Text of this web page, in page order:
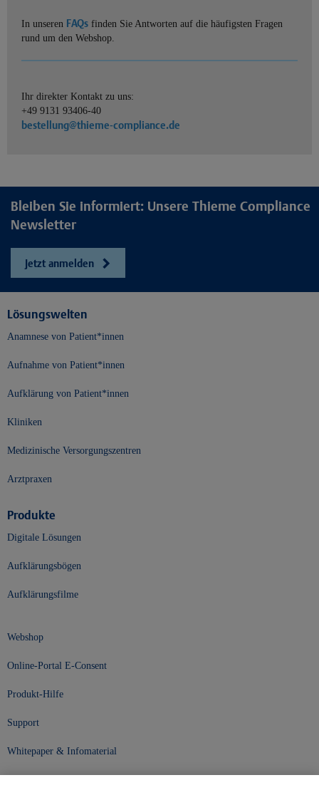
In unseren FAQs finden Sie Antworten auf die häufigsten Fragen
rund um den Webshop.
Ihr direkter Kontakt zu uns:
+49 9131 93406-40
bestellung@thieme-compliance.de
Bleiben Sie informiert: Unsere Thieme Compliance
Newsletter
Jetzt anmelden
Lösungswelten
Anamnese von Patient*innen
Aufnahme von Patient*innen
Aufklärung von Patient*innen
Kliniken
Medizinische Versorgungszentren
Arztpraxen
Produkte
Digitale Lösungen
Aufklärungsbögen
Aufklärungsfilme
Webshop
Online-Portal E-Consent
Produkt-Hilfe
Support
Whitepaper & Infomaterial